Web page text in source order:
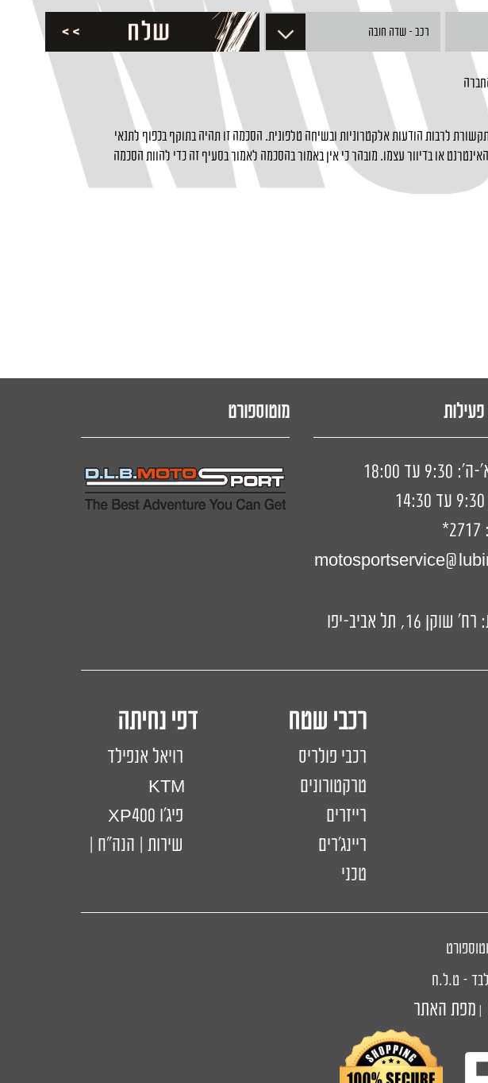
לרבות הודעות אלקטרוניות ובשיחה טלפונית. הסכמה זו תהיה בתוקף בכפוף לתנאי
או בדיוור עצמו. מובהר כי אין באמור בהסכמה לאמור בסעיף זה כדי להוות הסכמה
עד 18:00
2717*
16, תל אביב-יפו
מוטוספורט
רכבי שטח דפי נחיתה
רכבי פולריס
רויאל אנפילד
טרקטורונים
רייזרים
פיג'ו XP400
ריינג'רים
שירות | הנה"ח |
טכני
– ט.ל.ח
מפת האתר